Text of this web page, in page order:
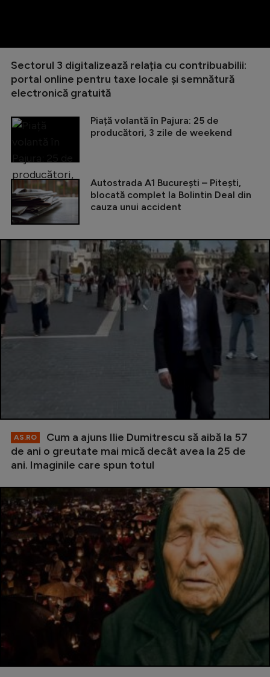
Sectorul 3 digitalizează relația cu contribuabilii:
portal online pentru taxe locale și semnătură
electronică gratuită
Piață volantă în Pajura: 25 de
producători, 3 zile de weekend
Autostrada A1 București – Pitești,
blocată complet la Bolintin Deal din
cauza unui accident
AS.RO
Cum a ajuns Ilie Dumitrescu să aibă la 57
de ani o greutate mai mică decât avea la 25 de
ani. Imaginile care spun totul